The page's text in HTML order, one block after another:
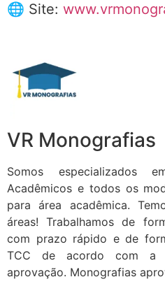
🌐 Site:
VR Monografias
Somos especializados
Acadêmicos e todos os
para área acadêmica.
áreas! Trabalhamos de
com prazo rápido e de
TCC de acordo com a
aprovação. Monografias